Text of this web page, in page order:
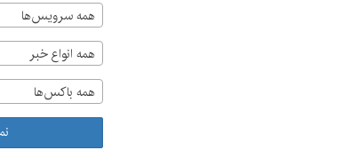
همه سرویس‌ها
همه انواع خبر
همه باکس‌ها